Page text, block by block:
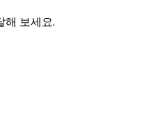
해 보세요.